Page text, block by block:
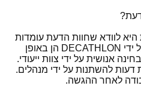
לוודא שחוות הדעת עומדות
בתנאים אלה. הניהול מתבצע על ידי DECATHLON הן באופן
אנושית על ידי צוות ייעודי.
דעות להשתנות על ידי מנהלים.